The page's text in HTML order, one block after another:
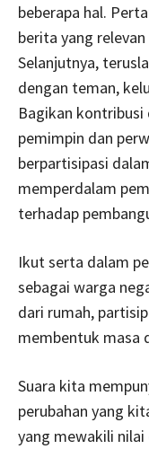
beberapa hal.
berita yang
Selanjutnya,
dengan teman,
Bagikan kontribusi
pemimpin dan
berpartisipasi
memperdalam
terhadap
Ikut serta dalam
sebagai warga
dari rumah,
membentuk masa
Suara kita
perubahan yang
yang mewakili